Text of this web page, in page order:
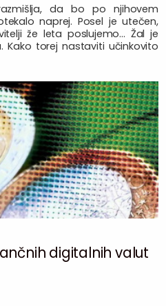
da bo po njihovem
naprej. Posel je utečen,
že leta poslujemo… Žal je
Kako torej nastaviti učinkovito
digitalnih valut